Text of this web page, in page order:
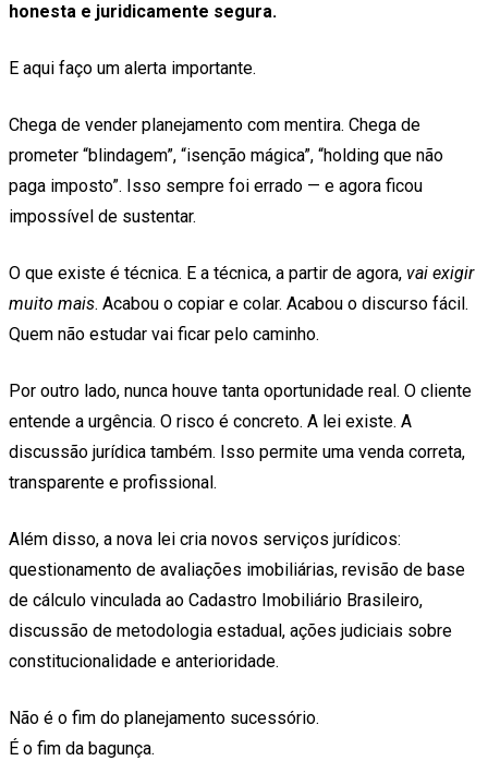
honesta e juridicamente segura.
E aqui faço um alerta importante.
Chega de vender planejamento com mentira. Chega de
prometer “blindagem”, “isenção mágica”, “holding que não
paga imposto”. Isso sempre foi errado — e agora ficou
impossível de sustentar.
O que existe é técnica. E a técnica, a partir de agora, vai exigir
muito mais. Acabou o copiar e colar. Acabou o discurso fácil.
Quem não estudar vai ficar pelo caminho.
Por outro lado, nunca houve tanta oportunidade real. O cliente
entende a urgência. O risco é concreto. A lei existe. A
discussão jurídica também. Isso permite uma venda correta,
transparente e profissional.
Além disso, a nova lei cria novos serviços jurídicos:
questionamento de avaliações imobiliárias, revisão de base
de cálculo vinculada ao Cadastro Imobiliário Brasileiro,
discussão de metodologia estadual, ações judiciais sobre
constitucionalidade e anterioridade.
Não é o fim do planejamento sucessório.
É o fim da bagunça.